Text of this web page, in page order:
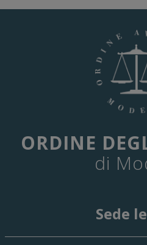
ORDINE
di
Sede